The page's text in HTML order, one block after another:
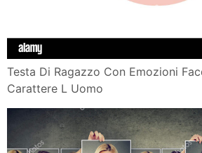
Testa Di Ragazzo Con Emozioni
Carattere L Uomo